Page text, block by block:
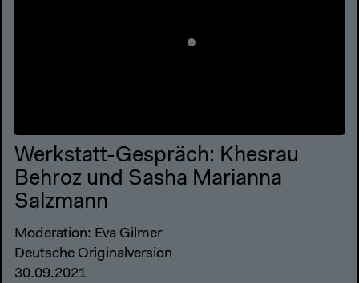
Werkstatt-Gespräch: Khesrau
Behroz und Sasha Marianna
Salzmann
Moderation: Eva Gilmer
Deutsche Originalversion
30.09.2021